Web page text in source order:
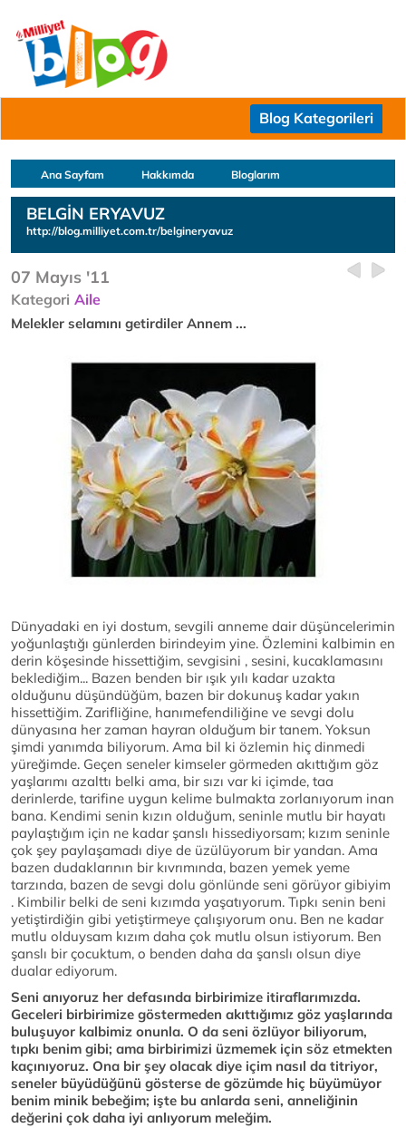
Blog Kategorileri
Ana Sayfam Hakkımda Bloglarım
BELGİN ERYAVUZ
http://blog.milliyet.com.tr/belgineryavuz
07 Mayıs '11
Kategori Aile
Melekler selamını getirdiler Annem ...
Dünyadaki en iyi dostum, sevgili anneme dair düşüncelerimin
yoğunlaştığı günlerden birindeyim yine. Özlemini kalbimin en
derin köşesinde hissettiğim, sevgisini , sesini, kucaklamasını
beklediğim... Bazen benden bir ışık yılı kadar uzakta
olduğunu düşündüğüm, bazen bir dokunuş kadar yakın
hissettiğim. Zarifliğine, hanımefendiliğine ve sevgi dolu
dünyasına her zaman hayran olduğum bir tanem. Yoksun
şimdi yanımda biliyorum. Ama bil ki özlemin hiç dinmedi
yüreğimde. Geçen seneler kimseler görmeden akıttığım göz
yaşlarımı azalttı belki ama, bir sızı var ki içimde, taa
derinlerde, tarifine uygun kelime bulmakta zorlanıyorum inan
bana. Kendimi senin kızın olduğum, seninle mutlu bir hayatı
paylaştığım için ne kadar şanslı hissediyorsam; kızım seninle
çok şey paylaşamadı diye de üzülüyorum bir yandan. Ama
bazen dudaklarının bir kıvrımında, bazen yemek yeme
tarzında, bazen de sevgi dolu gönlünde seni görüyor gibiyim
. Kimbilir belki de seni kızımda yaşatıyorum. Tıpkı senin beni
yetiştirdiğin gibi yetiştirmeye çalışıyorum onu. Ben ne kadar
mutlu olduysam kızım daha çok mutlu olsun istiyorum. Ben
şanslı bir çocuktum, o benden daha da şanslı olsun diye
dualar ediyorum.
Seni anıyoruz her defasında birbirimize itiraflarımızda.
Geceleri birbirimize göstermeden akıttığımız göz yaşlarında
buluşuyor kalbimiz onunla. O da seni özlüyor biliyorum,
tıpkı benim gibi; ama birbirimizi üzmemek için söz etmekten
kaçınıyoruz. Ona bir şey olacak diye içim nasıl da titriyor,
seneler büyüdüğünü gösterse de gözümde hiç büyümüyor
benim minik bebeğim; işte bu anlarda seni, anneliğinin
değerini çok daha iyi anlıyorum meleğim.